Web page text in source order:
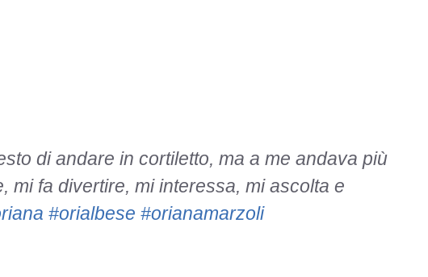
di andare in cortiletto, ma a me andava più
mi fa divertire, mi interessa, mi ascolta e
#orialbese #orianamarzoli